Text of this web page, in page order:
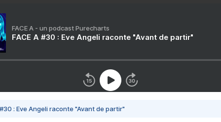
FACE A - un podcast Purecharts
FACE A #30 : Eve Angeli raconte "Avant de partir"
#30 : Eve Angeli raconte "Avant de partir"